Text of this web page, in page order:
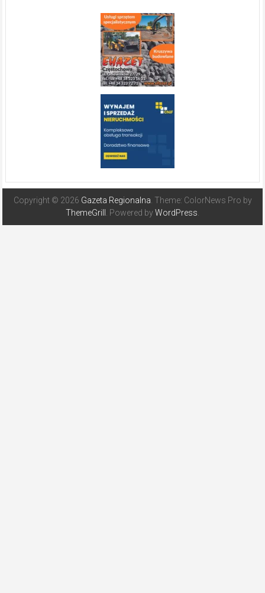
Copyright © 2026 Gazeta Regionalna . Theme: ColorNews Pro by
ThemeGrill . Powered byWordPress